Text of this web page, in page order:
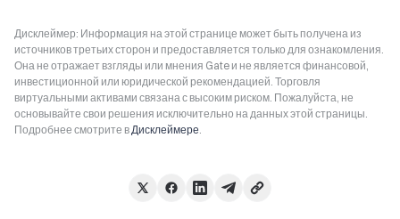
Дисклеймер: Информация на этой странице может быть получена из
источников третьих сторон и предоставляется только для ознакомления.
Она не отражает взгляды или мнения Gate и не является финансовой,
инвестиционной или юридической рекомендацией. Торговля
виртуальными активами связана с высоким риском. Пожалуйста, не
основывайте свои решения исключительно на данных этой страницы.
Подробнее смотрите вДисклеймере.